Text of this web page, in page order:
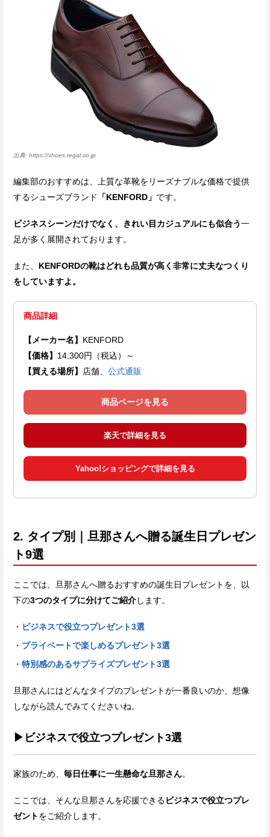
https://shoes.regal.co.jp
編集部のおすすめは、上質な革靴をリーズナブルな価格で提供
するシューズブランド
「KENFORD」 です。
ビジネスシーンだけでなく、きれい目カジュアルにも似合う一
足が多く展開されております。
また、 KENFORDの靴はどれも品質が高く非常に丈夫なつくり
をしていますよ。
商品詳細
【メーカー名】 KENFORD
【価格】 14,300円（税込）～
【買える場所】
店舗、 公式通販
商品ページを見る
楽天で詳細を見る
Yahoo!ショッピングで詳細を見る
2. タイプ別｜旦那さんへ贈る誕生日プレゼン
ト9選
ここでは、旦那さんへ贈るおすすめの誕生日プレゼントを、以
下の3つのタイプに分けてご紹介します。
ビジネスで役立つプレゼント3選
プライベートで楽しめるプレゼント3選
特別感のあるサプライズプレゼント3選
旦那さんにはどんなタイプのプレゼントが一番良いのか、想像
しながら読んでみてくださいね。
▶ビジネスで役立つプレゼント3選
家族のため、 毎日仕事に一生懸命な旦那さん。
ここでは、そんな旦那さんを応援できるビジネスで役立つプレ
ゼントをご紹介します。